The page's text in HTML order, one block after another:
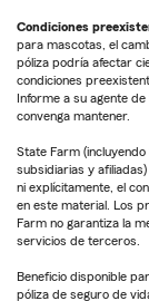
Condiciones
para mascotas, el
póliza podría afectar
condiciones
Informe a su agente
convenga mantener.
State Farm
subsidiarias y
ni explícitamente, el
en este material. Los
Farm no garantiza la
servicios de terceros.
Beneficio disponible
póliza de seguro de